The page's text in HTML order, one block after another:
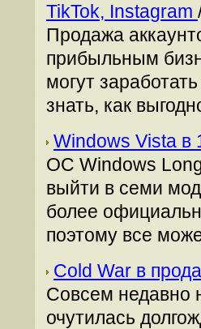
TikTok, Instagram
Продажа
прибыльным
могут
знать, как
Windows Vista в
ОС Windows
выйти в семи
более
поэтому все
Cold War в
Совсем недавно
очутилась